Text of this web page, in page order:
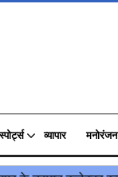
स्पोर्ट्स व्यापार मनोरंजन